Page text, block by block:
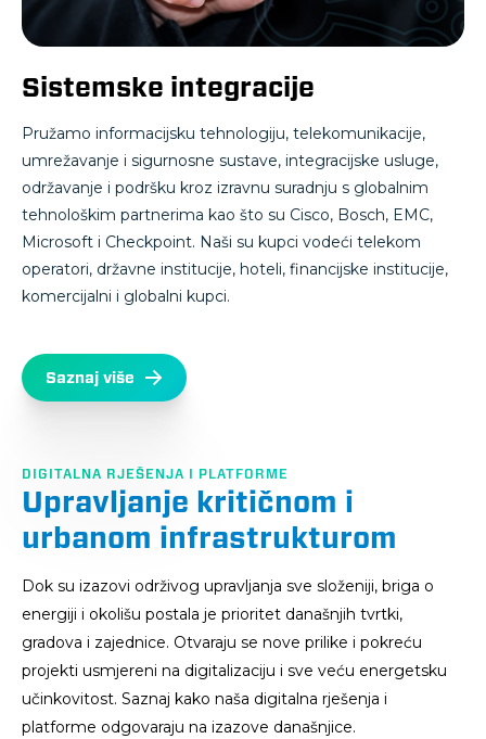
Sistemske integracije
Pružamo informacijsku tehnologiju, telekomunikacije,
umrežavanje i sigurnosne sustave, integracijske usluge,
održavanje i podršku kroz izravnu suradnju s globalnim
tehnološkim partnerima kao što su Cisco, Bosch, EMC,
Microsoft i Checkpoint. Naši su kupci vodeći telekom
operatori, državne institucije, hoteli, financijske institucije,
komercijalni i globalni kupci.
Saznaj više
DIGITALNA RJEŠENJA I PLATFORME
Upravljanje kritičnom i
urbanom infrastrukturom
Dok su izazovi održivog upravljanja sve složeniji, briga o
energiji i okolišu postala je prioritet današnjih tvrtki,
gradova i zajednice. Otvaraju se nove prilike i pokreću
projekti usmjereni na digitalizaciju i sve veću energetsku
učinkovitost. Saznaj kako naša digitalna rješenja i
platforme odgovaraju na izazove današnjice.